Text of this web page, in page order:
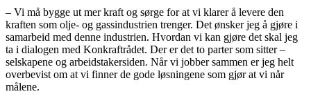
– Vi må bygge ut mer kraft og sørge for at vi klarer å levere den
kraften som olje- og gassindustrien trenger. Det ønsker jeg å gjøre i
samarbeid med denne industrien. Hvordan vi kan gjøre det skal jeg
ta i dialogen med Konkraftrådet. Der er det to parter som sitter –
selskapene og arbeidstakersiden. Når vi jobber sammen er jeg helt
overbevist om at vi finner de gode løsningene som gjør at vi når
målene.